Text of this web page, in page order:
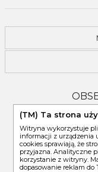
(TM) Ta strona
Witryna wykorzystuje
informacji z urządzenia
cookies sprawiają, że
przyjazna. Analityczne
korzystanie z witryny.
dopasowanie reklam do